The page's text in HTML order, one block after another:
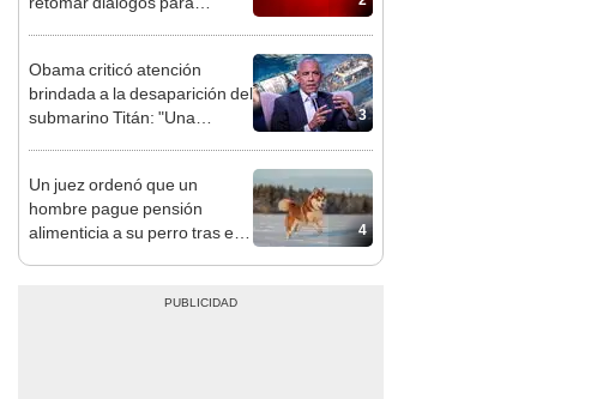
3
Obama criticó atención
brindada a la desaparición del
submarino Titán: "Una
4
Un juez ordenó que un
hombre pague pensión
alimenticia a su perro tras el